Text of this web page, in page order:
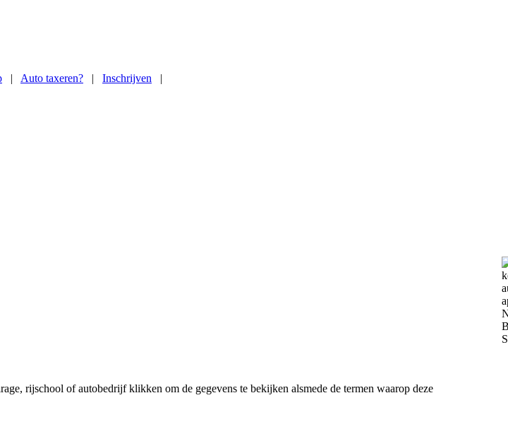
| Auto taxeren? | Inschrijven |
rijschool of autobedrijf klikken om de gegevens te bekijken alsmede de termen waarop deze